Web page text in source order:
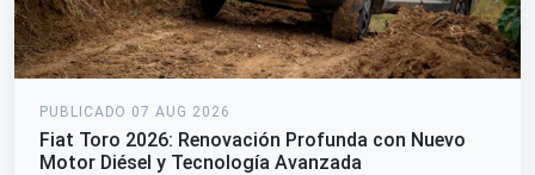
PUBLICADO 07 AUG 2026
Fiat Toro 2026: Renovación Profunda con Nuevo
Motor Diésel y Tecnología Avanzada